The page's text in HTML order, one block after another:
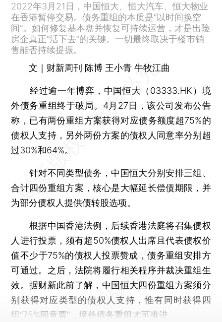
2022年3月21日，中国恒大、恒大汽车、恒大物业
在香港暂停交易。债务重组的本质是“以时间换空
间”。如何修复基本盘并恢复可持续运营，才是出险
房企真正“活下去”的关键。一切最终取决于楼市销
售能否持续提振。
文｜财新周刊 陈博 王小青 牛牧江曲
经过逾一年博弈，中国恒大（ 03333.HK ）境
外债务重组终于破局。4月27日，该公司发布公告
称，已有两份重组方案获得对应债务额度超75%的
债权人支持，另外两份方案的债权人同意率分别超
过30%和64%。
针对不同类型债务，中国恒大分别安排三组、
合计四份重组方案，核心是大幅延长偿债期限，并
为部分债权人提供债转股选项。
根据中国香港法例，后续香港法庭将召集债权
人进行投票，须有超50%债权人出席且代表债权价
值不少于75%的债权人投票赞成，债务重组安排方
可通过。之后，法院将履行相关程序并裁决重组生
效。据财新此前了解，中国恒大四份重组方案须分
别获得对应类型的债权人支持，惟有同时获得四
组“75%同意票”，境外债务重组才可推进。